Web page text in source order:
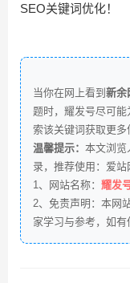
SEO关键词优化！
当你在网上看到 新余
题时，耀发号尽可
索该关键词获取更多
温馨提示： 本文浏览
录，推荐使用： 爱站
1、网站名称： 耀发
2、免责声明：本网
家学习与参考，如有